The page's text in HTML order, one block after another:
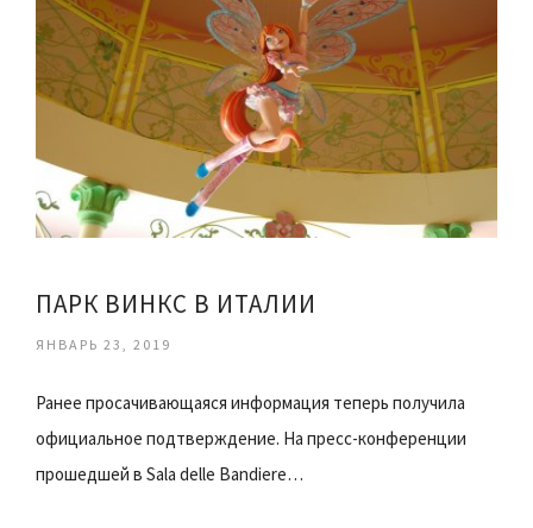
ПАРК ВИНКС В ИТАЛИИ
ЯНВАРЬ 23, 2019
Ранее просачивающаяся информация теперь получила
официальное подтверждение. На пресс-конференции
прошедшей в Sala delle Bandiere…